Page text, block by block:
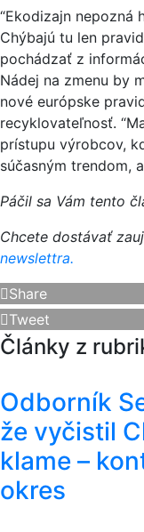
“Ekodizajn nepozná
Chýbajú tu len
pochádzať z
Nádej na zmenu by
nové európske
recyklovateľnosť.
prístupu výrobcov,
súčasným trendom,
Páčil sa Vám tento
Chcete dostávať
newslettra.
Share
Tweet
Články z
Odborník
že vyčistil
klame –
okres